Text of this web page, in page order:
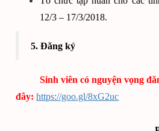
12/3 – 17/3/2018.
5. Đăng ký
Sinh viên có nguyện vọng
đây: https://goo.gl/8xG2uc